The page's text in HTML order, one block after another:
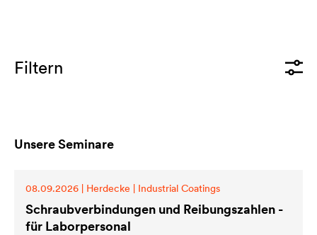
Filtern
Unsere Seminare
08.09.2026 | Herdecke | Industrial Coatings
Schraubverbindungen und Reibungszahlen -
für Laborpersonal